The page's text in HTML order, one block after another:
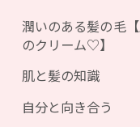
潤いのある髪の毛
のクリーム♡】
肌と髪の知識
自分と向き合う